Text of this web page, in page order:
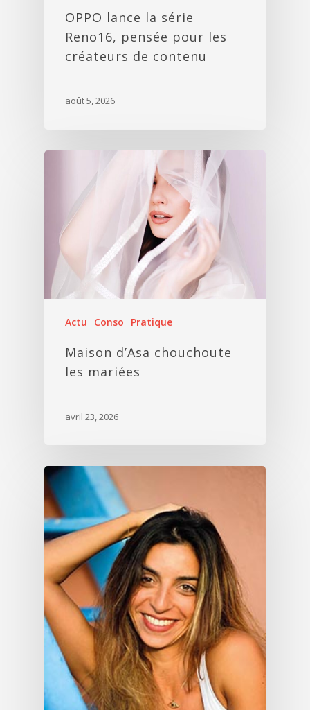
OPPO lance la série
Reno16, pensée pour les
créateurs de contenu
août 5, 2026
Actu Conso Pratique
Maison d’Asa chouchoute
les mariées
avril 23, 2026